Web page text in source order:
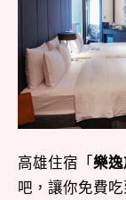
高雄住宿「樂
吧，讓你免費